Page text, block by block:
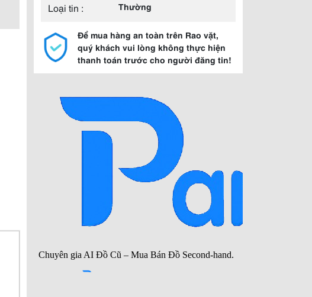
Loại tin :
Thường
Để mua hàng an toàn trên Rao vặt,
quý khách vui lòng không thực hiện
thanh toán trước cho người đăng tin!